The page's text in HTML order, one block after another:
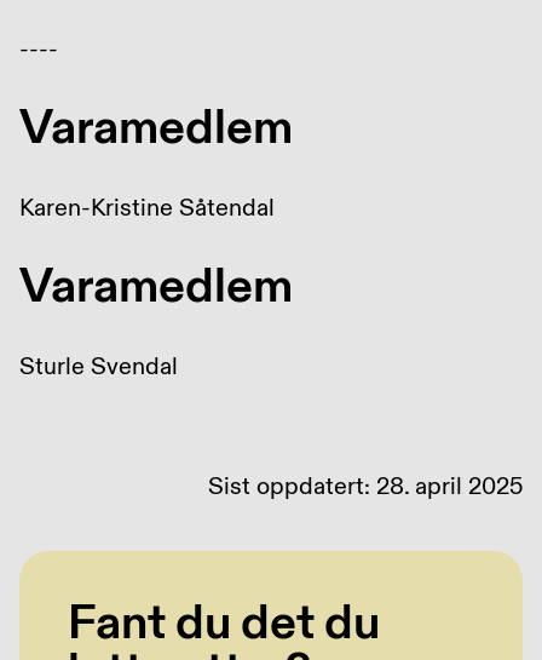
----
Varamedlem
Karen-Kristine Såtendal
Varamedlem
Sturle Svendal
Sist oppdatert: 28. april 2025
Fant du det du